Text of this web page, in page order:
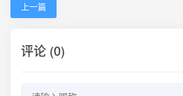
上一篇
评论 (0)